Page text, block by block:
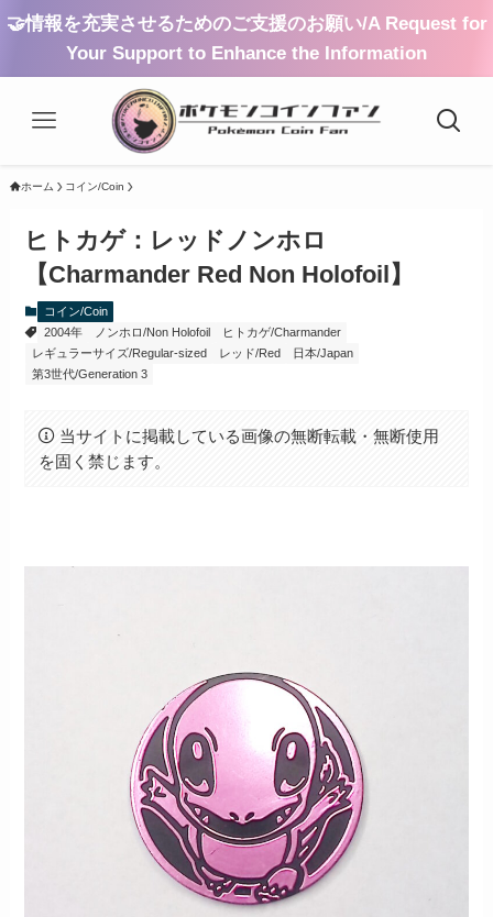
🤝情報を充実させるためのご支援のお願い/A Request for
Your Support to Enhance the Information
ホーム コイン/Coin
ヒトカゲ：レッドノンホロ
【Charmander Red Non Holofoil】
コイン/Coin
2004年
ノンホロ/Non Holofoil
ヒトカゲ/Charmander
レギュラーサイズ/Regular-sized
レッド/Red
日本/Japan
第3世代/Generation 3
当サイトに掲載している画像の無断転載・無断使用
を固く禁じます。